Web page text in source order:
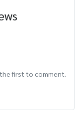
first to comment.